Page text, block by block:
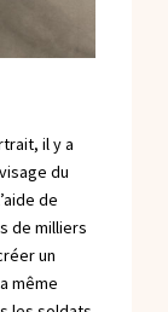
il y a
du
de
de milliers
un
même